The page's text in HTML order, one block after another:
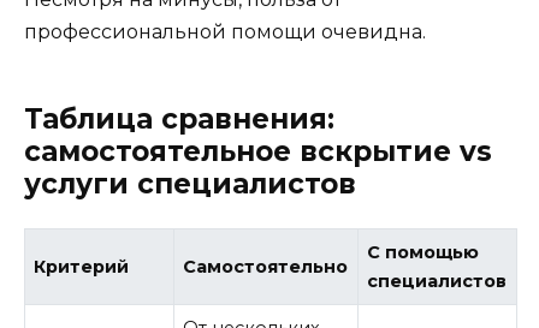
профессиональной помощи очевидна.
Таблица сравнения:
самостоятельное вскрытие vs
услуги специалистов
Критерий Самостоятельно
С помощью
специалистов